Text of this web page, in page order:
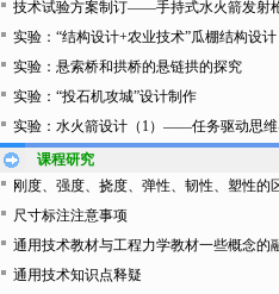
技术试验方案制订——手持式水火箭发射
实验：“结构设计+农业技术”瓜棚结构设计
实验：悬索桥和拱桥的悬链拱的探究
实验：“投石机攻城”设计制作
实验：水火箭设计（1）——任务驱动思
课程研究
刚度、强度、挠度、弹性、韧性、塑性的
尺寸标注注意事项
通用技术教材与工程力学教材一些概念的
通用技术知识点释疑